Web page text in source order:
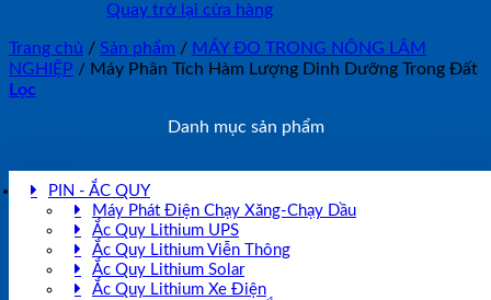
Quay trở lại cửa hàng
Trang chủ / Sản phẩm / MÁY ĐO TRONG NÔNG LÂM
NGHIỆP / Máy Phân Tích Hàm Lượng Dinh Dưỡng Trong Đất
Lọc
Danh mục sản phẩm
PIN - ẮC QUY
Máy Phát Điện Chạy Xăng-Chạy Dầu
Ắc Quy Lithium UPS
Ắc Quy Lithium Viễn Thông
Ắc Quy Lithium Solar
Ắc Quy Lithium Xe Điện